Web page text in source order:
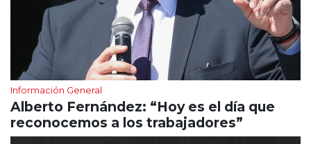
Información General
Alberto Fernández: “Hoy es el día que
reconocemos a los trabajadores”